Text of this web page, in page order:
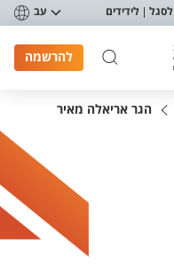
לסגל לידידים עב
להרשמה
הגר אריאלה מאיר